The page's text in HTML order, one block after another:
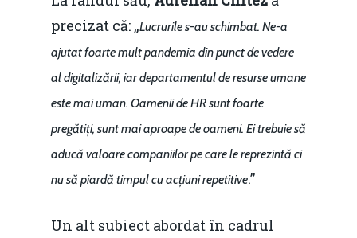
precizat că: „Lucrurile s-au schimbat. Ne-a
ajutat foarte mult pandemia din punct de vedere
al digitalizării, iar departamentul de resurse umane
este mai uman. Oamenii de HR sunt foarte
pregătiți, sunt mai aproape de oameni. Ei trebuie să
aducă valoare companiilor pe care le reprezintă ci
nu să piardă timpul cu acțiuni repetitive.”
Un alt subiect abordat în cadrul